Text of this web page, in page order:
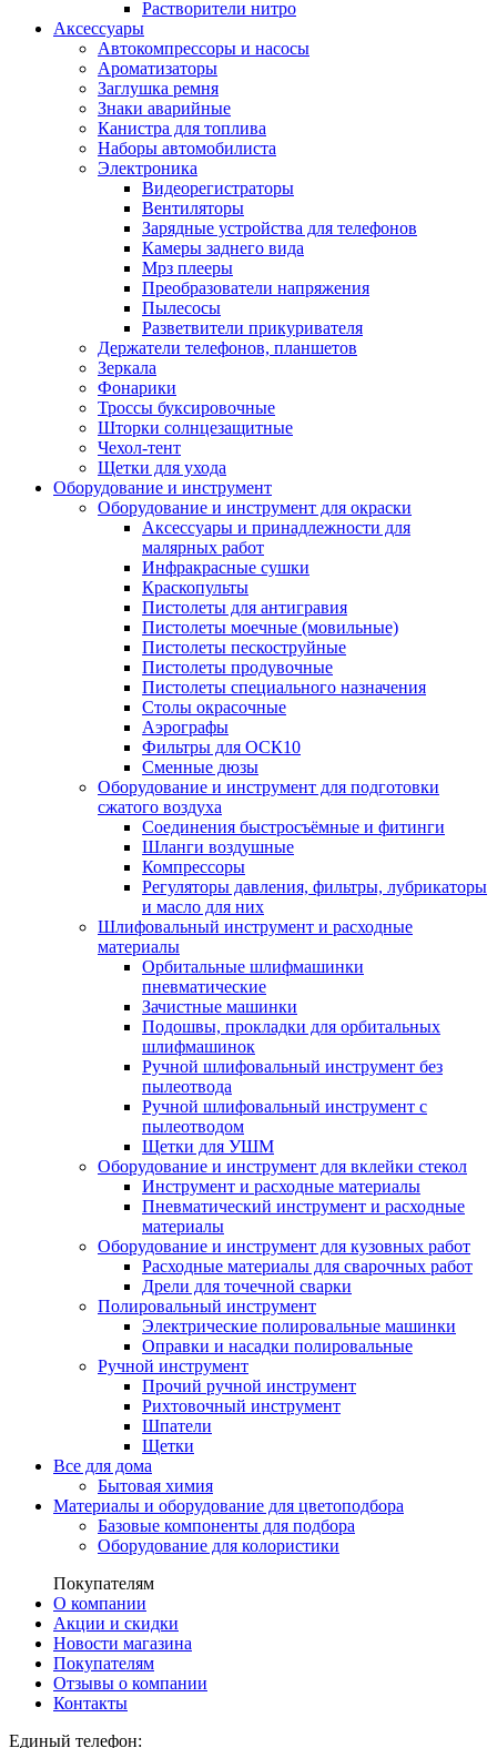
Растворители нитро
Аксессуары
Автокомпрессоры и насосы
Ароматизаторы
Заглушка ремня
Знаки аварийные
Канистра для топлива
Наборы автомобилиста
Электроника
Видеорегистраторы
Вентиляторы
Зарядные устройства для телефонов
Камеры заднего вида
Мрз плееры
Преобразователи напряжения
Пылесосы
Разветвители прикуривателя
Держатели телефонов, планшетов
Зеркала
Фонарики
Троссы буксировочные
Шторки солнцезащитные
Чехол-тент
Щетки для ухода
Оборудование и инструмент
Оборудование и инструмент для окраски
Аксессуары и принадлежности для
малярных работ
Инфракрасные сушки
Краскопульты
Пистолеты для антигравия
Пистолеты моечные (мовильные)
Пистолеты пескоструйные
Пистолеты продувочные
Пистолеты специального назначения
Столы окрасочные
Аэрографы
Фильтры для ОСК10
Сменные дюзы
Оборудование и инструмент для подготовки
сжатого воздуха
Соединения быстросъёмные и фитинги
Шланги воздушные
Компрессоры
Регуляторы давления, фильтры, лубрикаторы
и масло для них
Шлифовальный инструмент и расходные
материалы
Орбитальные шлифмашинки
пневматические
Зачистные машинки
Подошвы, прокладки для орбитальных
шлифмашинок
Ручной шлифовальный инструмент без
пылеотвода
Ручной шлифовальный инструмент с
пылеотводом
Щетки для УШМ
Оборудование и инструмент для вклейки стекол
Инструмент и расходные материалы
Пневматический инструмент и расходные
материалы
Оборудование и инструмент для кузовных работ
Расходные материалы для сварочных работ
Дрели для точечной сварки
Полировальный инструмент
Электрические полировальные машинки
Оправки и насадки полировальные
Ручной инструмент
Прочий ручной инструмент
Рихтовочный инструмент
Шпатели
Щетки
Все для дома
Бытовая химия
Материалы и оборудование для цветоподбора
Базовые компоненты для подбора
Оборудование для колористики
Покупателям
О компании
Акции и скидки
Новости магазина
Покупателям
Отзывы о компании
Контакты
Единый телефон: